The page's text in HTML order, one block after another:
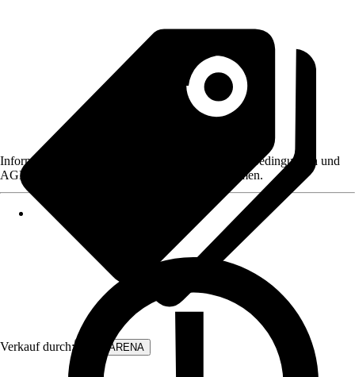
Verkauf durch: WALLARENA
Informationen des Verkäufers, wie z. B. Rückgabebedingungen und
AGB, finden Sie bei Klick auf den Verkäufernamen.